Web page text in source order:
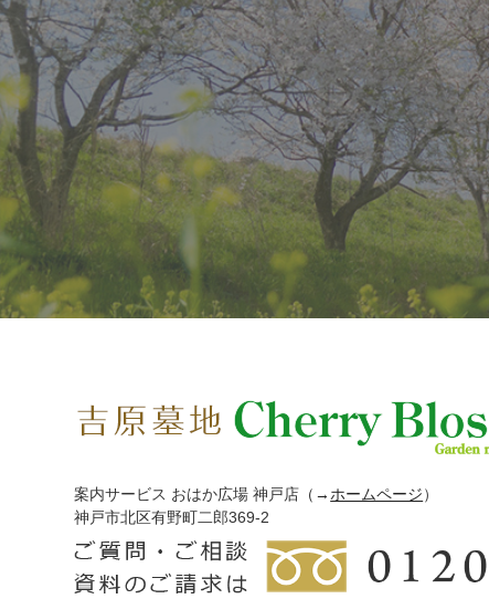
案内サービス おはか広場 神戸店 （→ホームページ）
神戸市北区有野町二郎369-2